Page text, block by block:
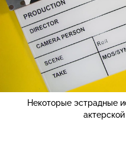
Некоторые эстрадные